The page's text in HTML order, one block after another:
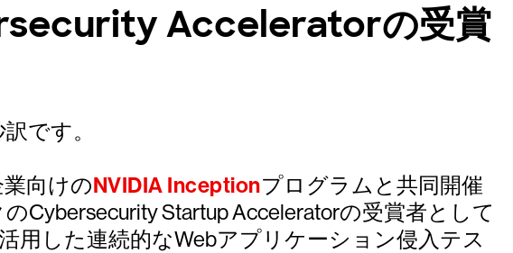
Acceleratorの受賞
です。
業向けのNVIDIA Inceptionプログラムと共同開催
Cybersecurity Startup Acceleratorの受賞者として
用した連続的なWebアプリケーション侵入テス